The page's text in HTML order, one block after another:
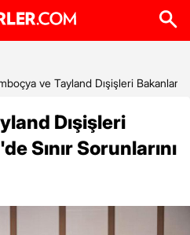
ve Tayland Dışişleri Bakanları
Dışişleri
Sınır Sorunlarını